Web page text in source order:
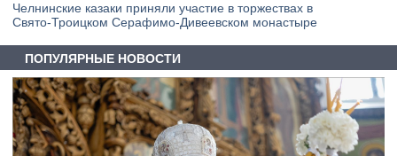
Челнинские казаки приняли участие в торжествах в
Свято‑Троицком Серафимо‑Дивеевском монастыре
ПОПУЛЯРНЫЕ НОВОСТИ